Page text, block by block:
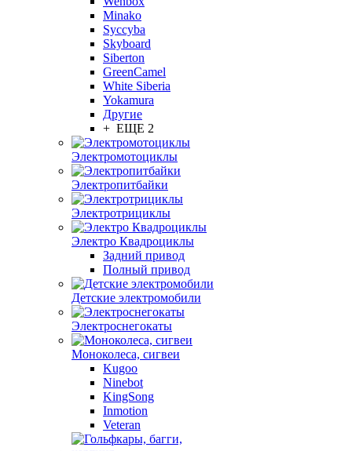
Minako
Syccyba
Skyboard
Siberton
GreenCamel
White Siberia
Yokamura
Другие
+ ЕЩЕ 2
Электромотоциклы
Электропитбайки
Электротрициклы
Электро Квадроциклы
Задний привод
Полный привод
Детские электромобили
Электроснегокаты
Моноколеса, сигвеи
Kugoo
Ninebot
KingSong
Inmotion
Veteran